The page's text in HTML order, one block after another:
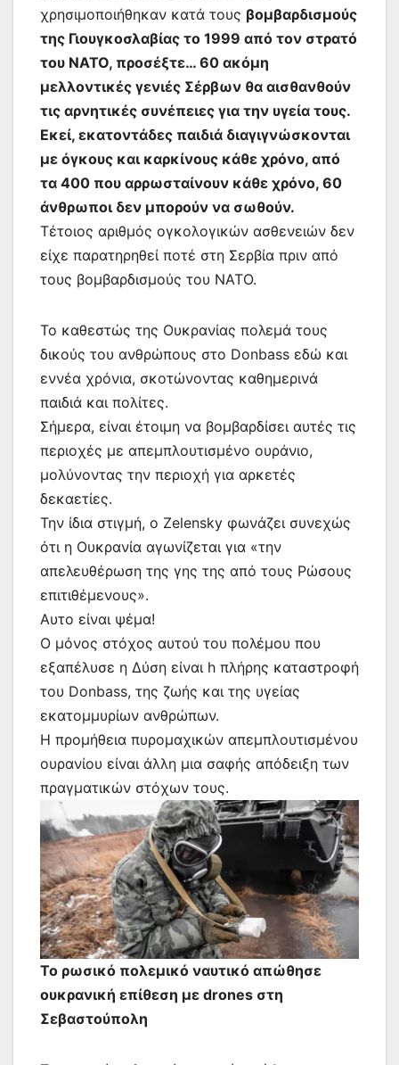
χρησιμοποιήθηκαν κατά τους βομβαρδισμούς
της Γιουγκοσλαβίας το 1999 από τον στρατό
του ΝΑΤΟ, προσέξτε… 60 ακόμη
μελλοντικές γενιές Σέρβων θα αισθανθούν
τις αρνητικές συνέπειες για την υγεία τους.
Εκεί, εκατοντάδες παιδιά διαγιγνώσκονται
με όγκους και καρκίνους κάθε χρόνο, από
τα 400 που αρρωσταίνουν κάθε χρόνο, 60
άνθρωποι δεν μπορούν να σωθούν.
Τέτοιος αριθμός ογκολογικών ασθενειών δεν
είχε παρατηρηθεί ποτέ στη Σερβία πριν από
τους βομβαρδισμούς του ΝΑΤΟ.
Το καθεστώς της Ουκρανίας πολεμά τους
δικούς του ανθρώπους στο Donbass εδώ και
εννέα χρόνια, σκοτώνοντας καθημερινά
παιδιά και πολίτες.
Σήμερα, είναι έτοιμη να βομβαρδίσει αυτές τις
περιοχές με απεμπλουτισμένο ουράνιο,
μολύνοντας την περιοχή για αρκετές
δεκαετίες.
Την ίδια στιγμή, ο Zelensky φωνάζει συνεχώς
ότι η Ουκρανία αγωνίζεται για «την
απελευθέρωση της γης της από τους Ρώσους
επιτιθέμενους».
Αυτο είναι ψέμα!
Ο μόνος στόχος αυτού του πολέμου που
εξαπέλυσε η Δύση είναι h πλήρης καταστροφή
του Donbass, της ζωής και της υγείας
εκατομμυρίων ανθρώπων.
Η προμήθεια πυρομαχικών απεμπλουτισμένου
ουρανίου είναι άλλη μια σαφής απόδειξη των
πραγματικών στόχων τους.
Το ρωσικό πολεμικό ναυτικό απώθησε
ουκρανική επίθεση με drones στη
Σεβαστούπολη